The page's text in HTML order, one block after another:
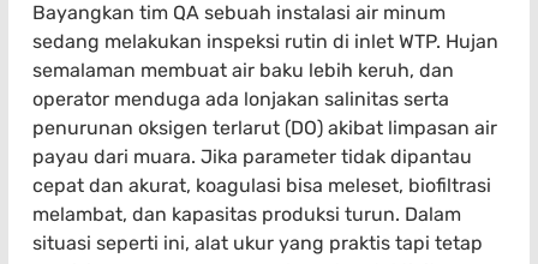
Bayangkan tim QA sebuah instalasi air minum
sedang melakukan inspeksi rutin di inlet WTP. Hujan
semalaman membuat air baku lebih keruh, dan
operator menduga ada lonjakan salinitas serta
penurunan oksigen terlarut (DO) akibat limpasan air
payau dari muara. Jika parameter tidak dipantau
cepat dan akurat, koagulasi bisa meleset, biofiltrasi
melambat, dan kapasitas produksi turun. Dalam
situasi seperti ini, alat ukur yang praktis tapi tetap